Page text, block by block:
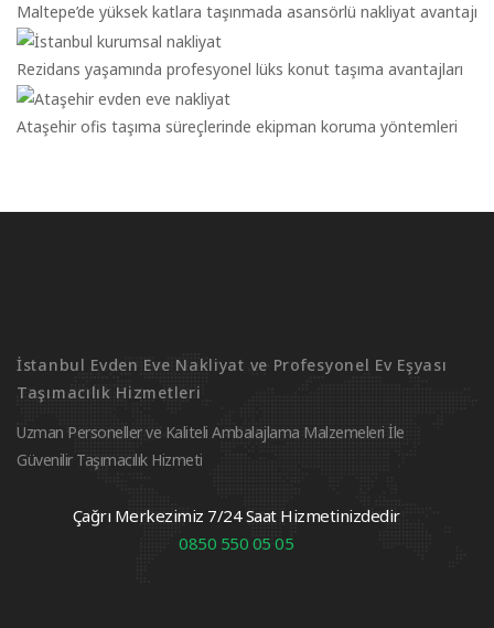
Maltepe’de yüksek katlara taşınmada asansörlü nakliyat avantajı
Rezidans yaşamında profesyonel lüks konut taşıma avantajları
Ataşehir ofis taşıma süreçlerinde ekipman koruma yöntemleri
İstanbul Evden Eve Nakliyat ve Profesyonel Ev Eşyası
Taşımacılık Hizmetleri
Uzman Personeller ve Kaliteli Ambalajlama Malzemeleri İle
Güvenilir Taşımacılık Hizmeti
Çağrı Merkezimiz 7/24 Saat Hizmetinizdedir
0850 550 05 05